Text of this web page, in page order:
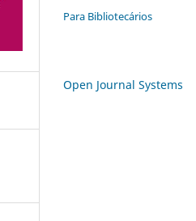
Para Bibliotecários
Open Journal Systems